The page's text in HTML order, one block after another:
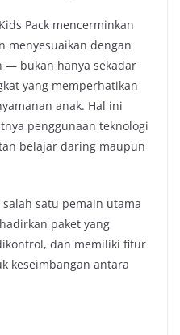
Pack mencerminkan
menyesuaikan dengan
— bukan hanya sekadar
yang memperhatikan
anak. Hal ini
penggunaan teknologi
belajar daring maupun
satu pemain utama
paket yang
dan memiliki fitur
keseimbangan antara